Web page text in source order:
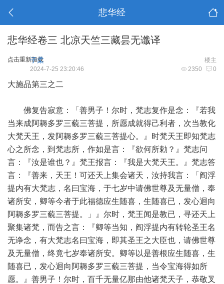
悲华经
悲华经卷三 北凉天竺三藏昙无谶译
点击重新加载 楼主
子柔
2350 0
2024-7-25 23:20:46
大施品第三之二
佛复告寂意：「善男子！尔时，梵志复作是念：『若我
当来成阿耨多罗三藐三菩提，所愿成就得己利者，次当教化
大梵天王，发阿耨多罗三藐三菩提心。』时梵天王即知梵志
心之所念，到梵志所，作如是言：『欲何所勅？』梵志问
言：『汝是谁也？』梵王报言：『我是大梵天王。』梵志答
言：『善来，天王！可还天上集会诸天，汝持我言：「阎浮
提内有大梵志，名曰宝海，于七岁中请佛世尊及无量僧，奉
诸所安，卿等今者于此福德应生随喜，生随喜已，发心迴向
阿耨多罗三藐三菩提。」』尔时，梵王闻是教已，寻还天上
聚集诸梵，而告之言：『卿等当知，阎浮提内有转轮圣王名
无诤念，有大梵志名曰宝海，即其圣王之大臣也，请佛世尊
及无量僧，终竟七岁奉诸所安。卿等以是善根应生随喜，生
随喜已，发心迴向阿耨多罗三藐三菩提，当令宝海得如所
愿。』善男子！尔时，百千无量亿那由他诸梵天子，恭敬叉